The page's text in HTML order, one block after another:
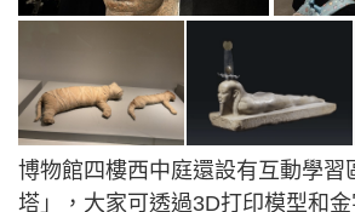
博物館四樓西中庭還設有互動學習
塔」，大家可透過3D打印模型和